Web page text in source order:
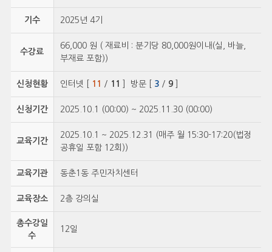
기수 2025년 4기
수강료
66,000 원 ( 재료비 : 분기당 80,000원이내(실, 바늘,
부재료 포함))
신청현황 인터넷 [ 11 / 11 ] 방문 [ 3/ 9]
신청기간 2025.10.1 (00:00) ~ 2025.11.30 (00:00)
교육기간
2025.10.1 ~ 2025.12.31 (매주 월 15:30-17:20(법정
공휴일 포함 12회))
교육기관 동춘1동 주민자치센터
교육장소 2층 강의실
총수강일
수
12일